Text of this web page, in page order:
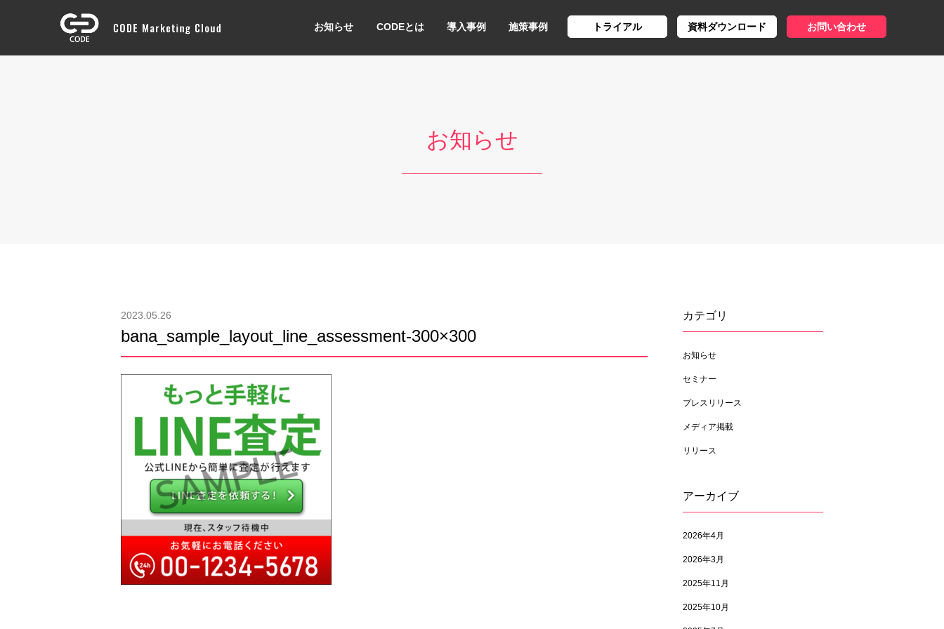
お知らせ CODEとは 導入事例 施策事例 トライアル 資料ダウンロード お問い合わせ
お知らせ
2023.05.26
bana_sample_layout_line_assessment-300×300
カテゴリ
お知らせ
セミナー
プレスリリース
メディア掲載
リリース
アーカイブ
2026年4月
2026年3月
2025年11月
2025年10月